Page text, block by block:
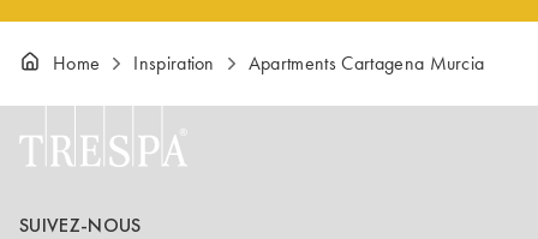
Home Inspiration Apartments Cartagena Murcia
SUIVEZ-NOUS